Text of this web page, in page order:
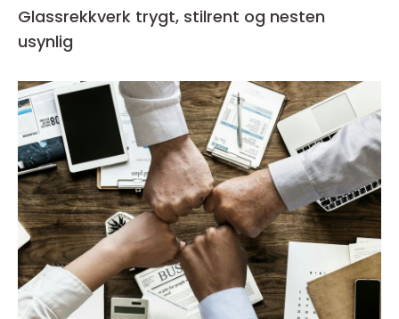
Glassrekkverk trygt, stilrent og nesten
usynlig